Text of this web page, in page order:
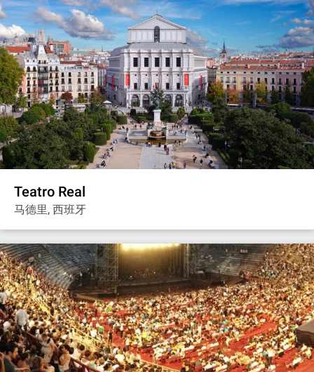
Teatro Real
马德里, 西班牙